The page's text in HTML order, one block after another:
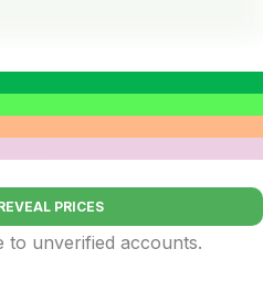
PRICES
to unverified accounts.